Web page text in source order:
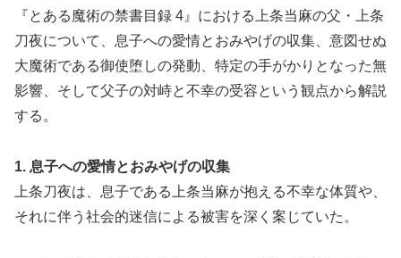
『とある魔術の禁書目録 4』における上条当麻の父・上条
刀夜について、息子への愛情とおみやげの収集、意図せぬ
大魔術である御使堕しの発動、特定の手がかりとなった無
影響、そして父子の対峙と不幸の受容という観点から解説
する。
1. 息子への愛情とおみやげの収集
上条刀夜は、息子である上条当麻が抱える不幸な体質や、
それに伴う社会的迷信による被害を深く案じていた。